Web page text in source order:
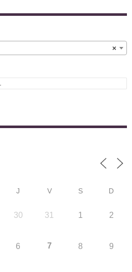
×
J V S D
30 31 1 2
6 7 8 9